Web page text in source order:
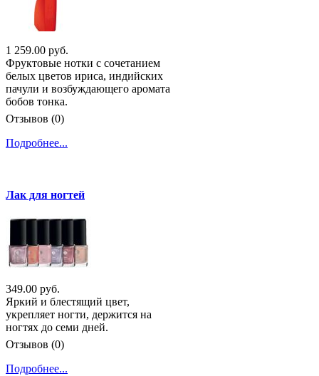
1 259.00 руб.
Фруктовые нотки с сочетанием
белых цветов ириса, индийских
пачули и возбуждающего аромата
бобов тонка.
Отзывов (0)
Подробнее...
Лак для ногтей
349.00 руб.
Яркий и блестящий цвет,
укрепляет ногти, держится на
ногтях до семи дней.
Отзывов (0)
Подробнее...